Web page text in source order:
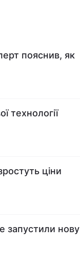
пояснив, як
технології
ціни
запустили нову